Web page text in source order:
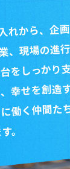
れから、企
、現場の進
をしっかり
幸せを創造
働く仲間た
。